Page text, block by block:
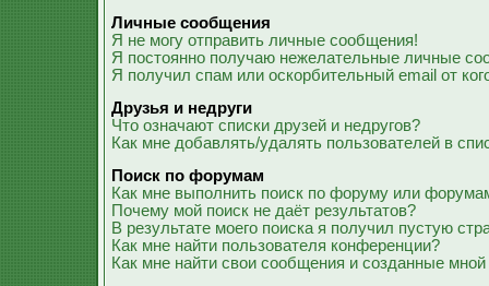
Личные сообщения
Я не могу отправить личные сообщения!
Я постоянно получаю нежелательные личные
Я получил спам или оскорбительный email от
Друзья и недруги
Что означают списки друзей и недругов?
Как мне добавлять/удалять пользователей в
Поиск по форумам
Как мне выполнить поиск по форуму или
Почему мой поиск не даёт результатов?
В результате моего поиска я получил пустую
Как мне найти пользователя конференции?
Как мне найти свои сообщения и созданные